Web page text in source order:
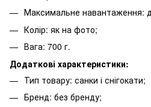
Максимальне навантаження:
Колір: як на фото;
Вага: 700 г.
Додаткові характеристики:
Тип товару: санки і снігокати;
Бренд: без бренду;